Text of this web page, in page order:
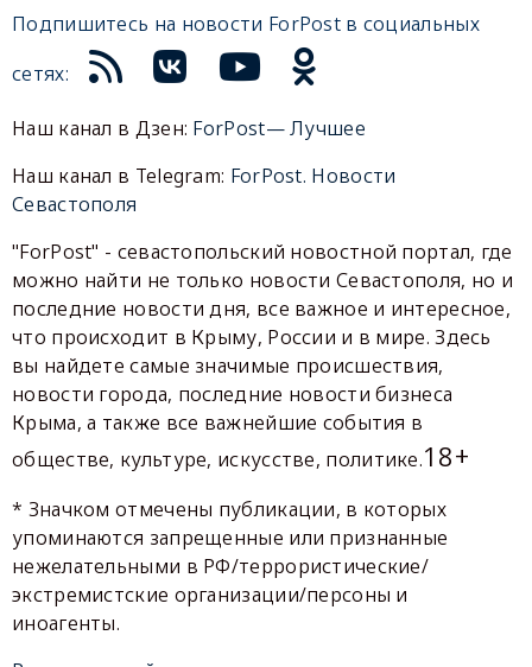
Подпишитесь на новости ForPost в социальных
сетях:
Наш канал в Дзен: ForPost— Лучшее
Наш канал в Telegram: ForPost. Новости
Севастополя
"ForPost" - севастопольский новостной портал, где
можно найти не только новости Севастополя, но и
последние новости дня, все важное и интересное,
что происходит в Крыму, России и в мире. Здесь
вы найдете самые значимые происшествия,
новости города, последние новости бизнеса
Крыма, а также все важнейшие события в
обществе, культуре, искусстве, политике.18+
* Значком отмечены публикации, в которых
упоминаются запрещенные или признанные
нежелательными в РФ/террористические/
экстремистские организации/персоны и
иноагенты.